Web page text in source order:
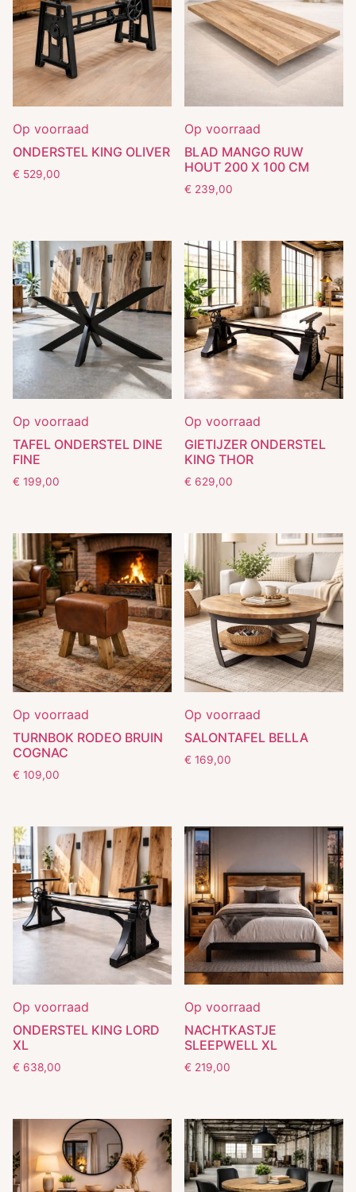
Op voorraad
ONDERSTEL KING OLIVER
€ 529,00
Op voorraad
BLAD MANGO RUW
HOUT 200 X 100 CM
€ 239,00
Op voorraad
TAFEL ONDERSTEL DINE
FINE
€ 199,00
Op voorraad
GIETIJZER ONDERSTEL
KING THOR
€ 629,00
Op voorraad
TURNBOK RODEO BRUIN
COGNAC
€ 109,00
Op voorraad
SALONTAFEL BELLA
€ 169,00
Op voorraad
ONDERSTEL KING LORD
XL
€ 638,00
Op voorraad
NACHTKASTJE
SLEEPWELL XL
€ 219,00